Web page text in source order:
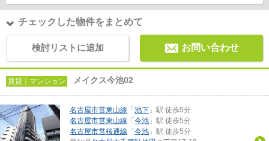
チェックした物件をまとめて
検討リストに追加 お問い合わせ
賃貸｜マンション メイクス今池02
名古屋市営東山線 「 池下 」駅 徒歩5分
名古屋市営東山線 「 今池 」駅 徒歩5分
名古屋市営桜通線 「 今池 」駅 徒歩5分